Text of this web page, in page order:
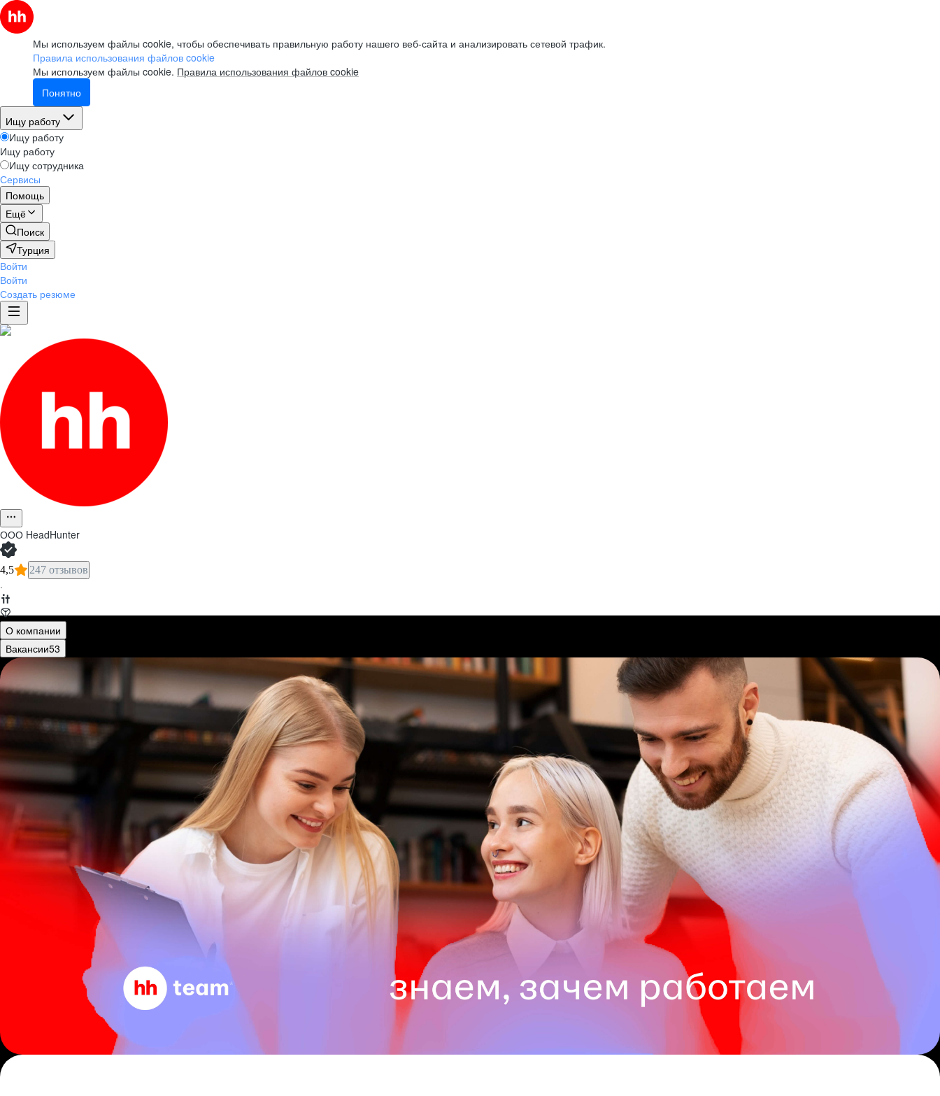
Мы используем файлы cookie, чтобы обеспечивать правильную работу нашего веб-сайта и анализировать сетевой трафик.
Правила использования файлов cookie
Мы используем файлы cookie. Правила использования файлов cookie
Понятно
Ищу работу
Ищу работу
Ищу работу
Ищу сотрудника
Сервисы
Помощь
Ещё
Поиск
Турция
Войти
Войти
Создать резюме
ООО HeadHunter
4,5 247 отзывов
·
О компании
Вакансии53